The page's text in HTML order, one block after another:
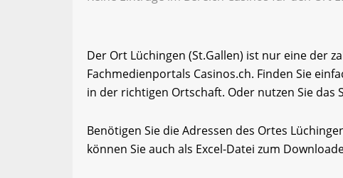
Der Ort Lüchingen (St.Gallen) ist nur eine der
Fachmedienportals Casinos.ch. Finden Sie
in der richtigen Ortschaft. Oder nutzen Sie das
Benötigen Sie die Adressen des Ortes
können Sie auch als Excel-Datei zum